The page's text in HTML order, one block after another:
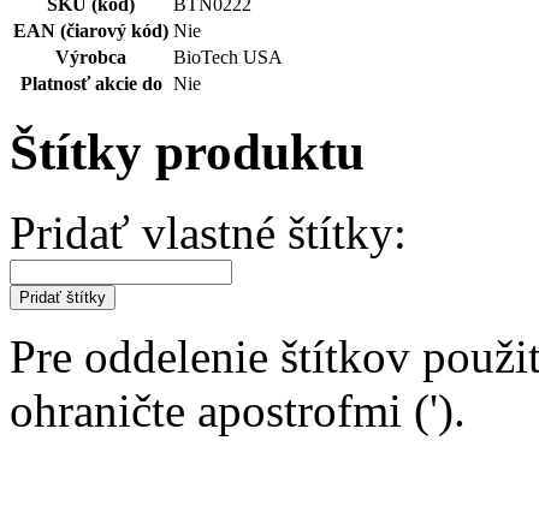
SKU (kód)
BTN0222
EAN (čiarový kód) Nie
Výrobca
BioTech USA
Platnosť akcie do Nie
Štítky produktu
Pridať vlastné štítky:
Pridať štítky
Pre oddelenie štítkov
ohraničte apostrofmi (').